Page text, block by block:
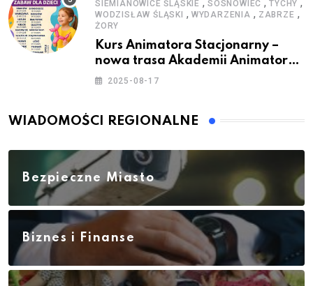
SIEMIANOWICE ŚLĄSKIE SOSNOWIEC TYCHY
WODZISŁAW ŚLĄSKI , WYDARZENIA , ZABRZE ,
ŻORY
Kurs Animatora Stacjonarny –
nowa trasa Akademii Animatora
– jesień 2025
2025-08-17
WIADOMOŚCI REGIONALNE
Bezpieczne Miasto
Biznes i Finanse